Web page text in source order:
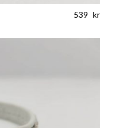
539 kr